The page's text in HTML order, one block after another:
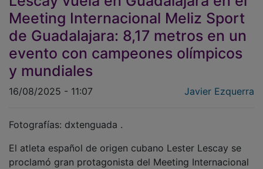
Meeting Internacional Meliz Sport
de Guadalajara: 8,17 metros en un
evento con campeones olímpicos
y mundiales
16/08/2025 - 11:07 Javier Ezquerra
Fotografías: dxtenguada .
El atleta español de origen cubano Lester Lescay se
proclamó gran protagonista del Meeting Internacional